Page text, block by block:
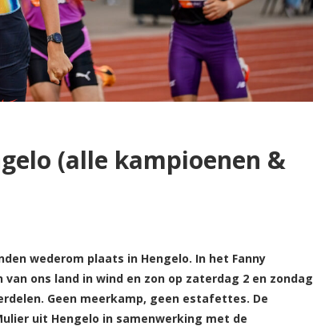
(alle kampioenen &
wederom plaats in Hengelo. In het Fanny
ons land in wind en zon op zaterdag 2 en zondag
Geen meerkamp, geen estafettes. De
uit Hengelo in samenwerking met de